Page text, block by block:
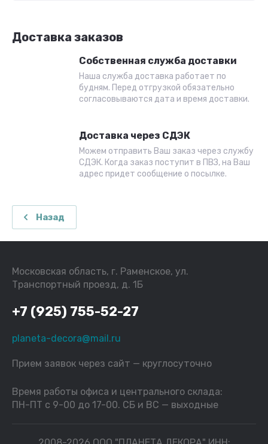
Доставка заказов
Собственная служба доставки
Наша служба доставка работает по
будням. Перед отгрузкой обязательно
согласовываются дата и время доставки.
Доставка через СДЭК
Можем отправить Ваш заказ через службу
СДЭК. Когда заказ поступит в ПВЗ, на Ваш
адрес придет сообщение о посылке.
Назад
Московская область, г. Раменское, ул.
Транспортный проезд, д. 1Б
+7 (925) 755-52-27
planeta-decora@mail.ru
Прием заявок через сайт — круглосуточно
Время работы офиса и центрального склада:
ПН-ПТ с 9-00 до 17-00. СБ и ВС — выходные